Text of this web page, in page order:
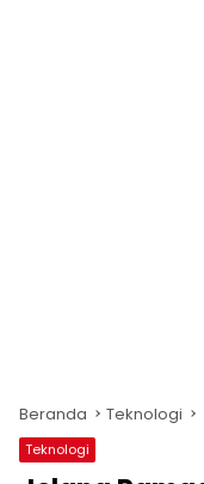
Beranda Teknologi
Teknologi